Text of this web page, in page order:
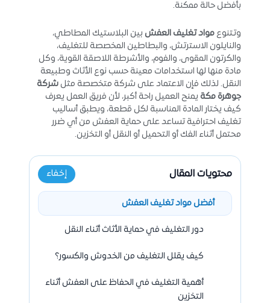
بأفضل حالة ممكنة.
وتتنوع مواد تغليف العفش بين البلاستيك المطاطي،
والنايلون الاسترتش، والبطاطين المخصصة للتغليف،
والكرتون المقوى، والفوم، والأشرطة اللاصقة القوية، وكل
مادة منها لها استخدامات معينة حسب نوع الأثاث وطبيعة
النقل. لذلك فإن الاعتماد على شركة متخصصة مثل شركة
جوهرة مكة يمنح العميل راحة أكبر، لأن فريق العمل يعرف
كيف يختار المادة المناسبة لكل قطعة، ويطبق أساليب
تغليف احترافية تساعد على حماية العفش من أي ضرر
محتمل أثناء الفك أو التحميل أو النقل أو التخزين.
محتويات المقال إخفاء
أفضل مواد تغليف العفش
دور التغليف في حماية الأثاث أثناء النقل
كيف يقلل التغليف من الخدوش والكسور؟
أهمية التغليف في الحفاظ على العفش أثناء
التخزين